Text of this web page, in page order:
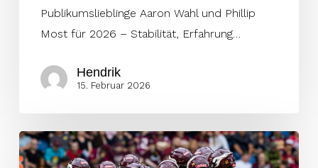
Publikumslieblinge Aaron Wahl und Phillip
Most für 2026 – Stabilität, Erfahrung…
Hendrik
15. Februar 2026
Rhein
Fire